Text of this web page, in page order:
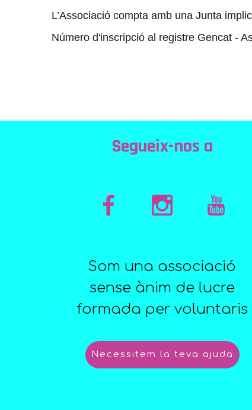
L’Associació compta amb una Junta
Número d'inscripció al registre Gencat -
Segueix-nos a
Som una associació
sense ànim de lucre
formada per voluntaris
Necessitem la teva ajuda